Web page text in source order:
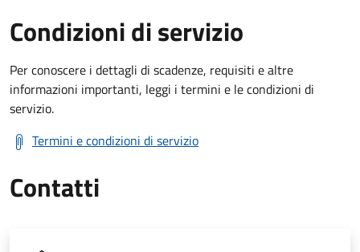
Condizioni di servizio
Per conoscere i dettagli di scadenze, requisiti e altre
informazioni importanti, leggi i termini e le condizioni di
servizio.
Termini e condizioni di servizio
Contatti